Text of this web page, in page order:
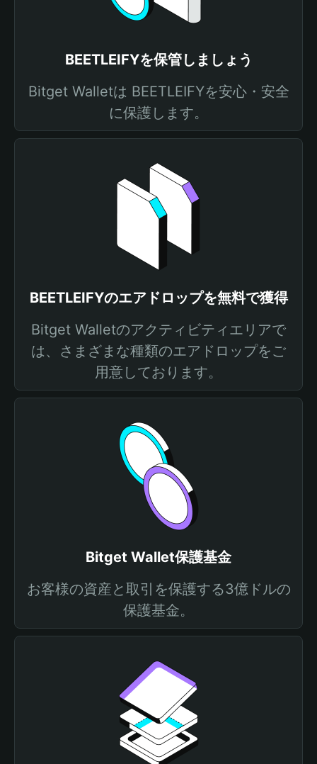
BEETLEIFYを保管しましょう
Bitget Walletは BEETLEIFYを安心・安全
に保護します。
BEETLEIFYのエアドロップを無料で獲得
Bitget Walletのアクティビティエリアで
は、さまざまな種類のエアドロップをご
用意しております。
Bitget Wallet保護基金
お客様の資産と取引を保護する3億ドルの
保護基金。